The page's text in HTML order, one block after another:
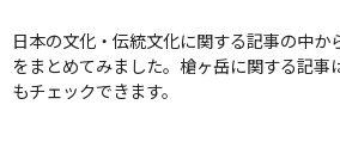
日本の文化・伝統文化に関する記事の中か
をまとめてみました。槍ヶ岳に関する記事
もチェックできます。